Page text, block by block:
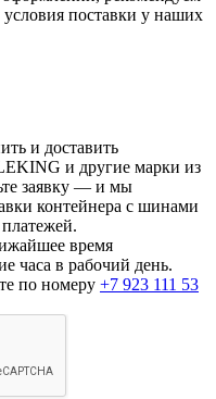
условия поставки у наших
и доставить
и другие марки из
заявку — и мы
контейнера с шинами
время
часа в рабочий день.
по номеру +7 923 111 53